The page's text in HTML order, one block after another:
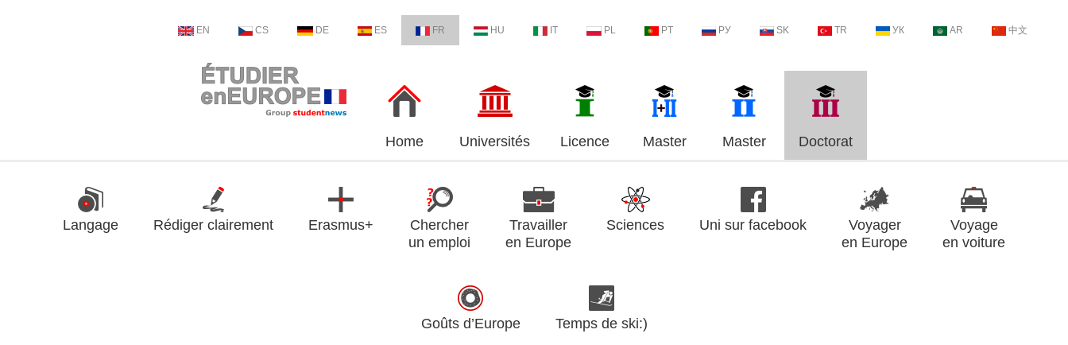
EN CS DE ES FR HU IT PL PT РУ SK TR УК AR 中文
Home Universités Licence Master Master Doctorat
Langage Rédiger clairement Erasmus+
Chercher
un emploi
Travailler
en Europe
Sciences Uni sur facebook
Voyager
en Europe
Voyage
en voiture
Goûts d’Europe Temps de ski:)